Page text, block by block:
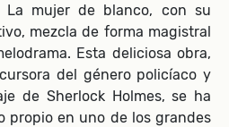
La mujer de blanco, con su
mezcla de forma magistral
Esta deliciosa obra,
del género policíaco y
de Sherlock Holmes, se ha
propio en uno de los grandes